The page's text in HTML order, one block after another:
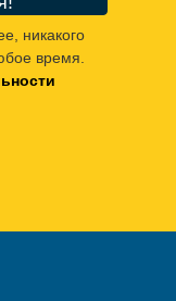
никакого
время.